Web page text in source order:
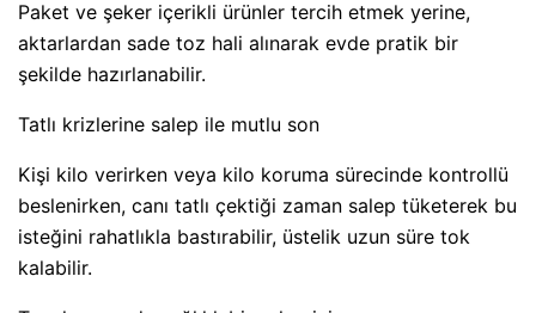
Paket ve şeker içerikli ürünler tercih etmek yerine,
aktarlardan sade toz hali alınarak evde pratik bir
şekilde hazırlanabilir.
Tatlı krizlerine salep ile mutlu son
Kişi kilo verirken veya kilo koruma sürecinde kontrollü
beslenirken, canı tatlı çektiği zaman salep tüketerek bu
isteğini rahatlıkla bastırabilir, üstelik uzun süre tok
kalabilir.